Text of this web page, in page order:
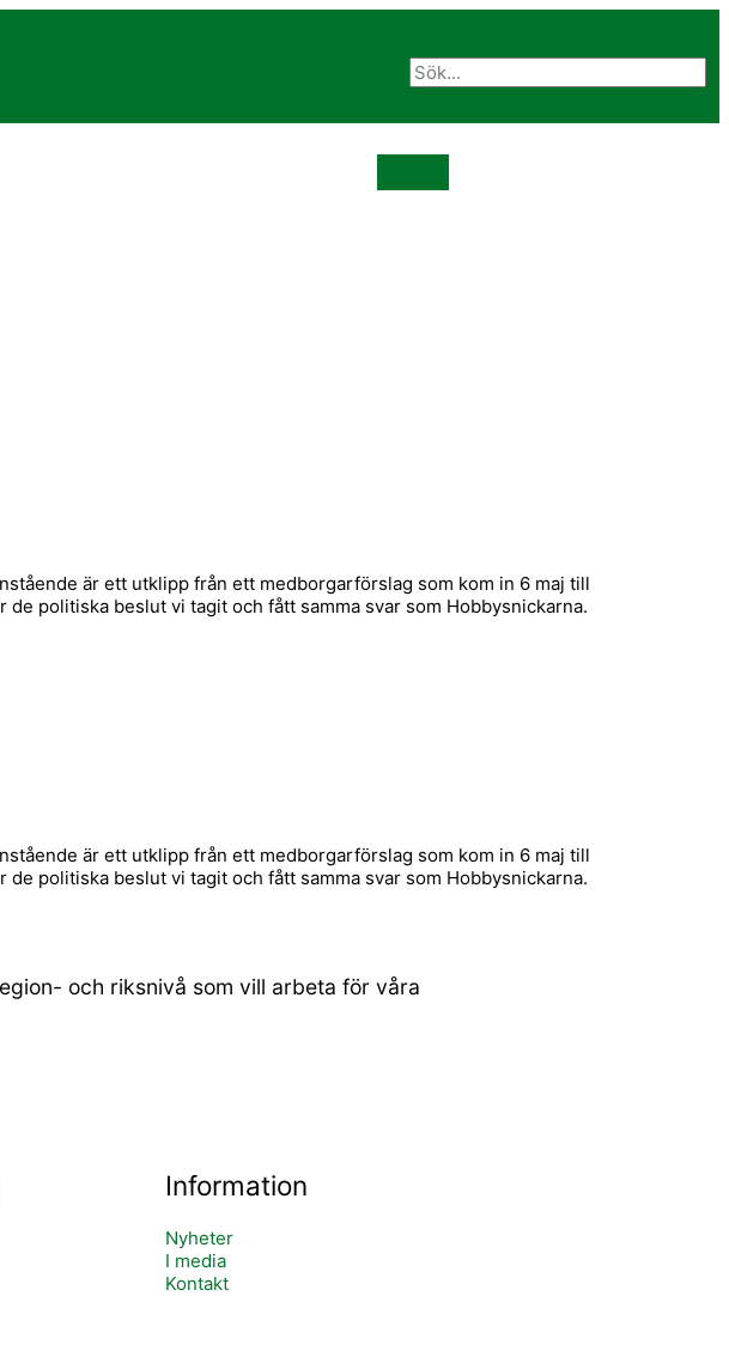
är ett utklipp från ett medborgarförslag som kom in 6 maj till
politiska beslut vi tagit och fått samma svar som Hobbysnickarna.
är ett utklipp från ett medborgarförslag som kom in 6 maj till
politiska beslut vi tagit och fått samma svar som Hobbysnickarna.
och riksnivå som vill arbeta för våra
Information
Nyheter
I media
Kontakt